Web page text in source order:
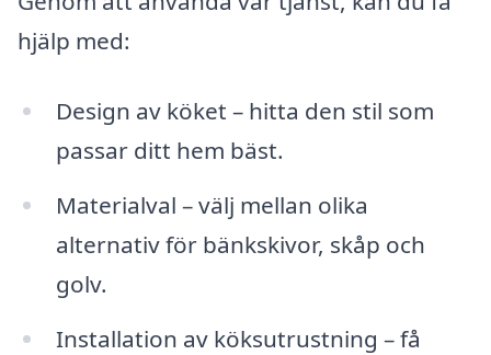
hjälp med:
Design av köket – hitta den stil som
passar ditt hem bäst.
Materialval – välj mellan olika
alternativ för bänkskivor, skåp och
golv.
Installation av köksutrustning – få